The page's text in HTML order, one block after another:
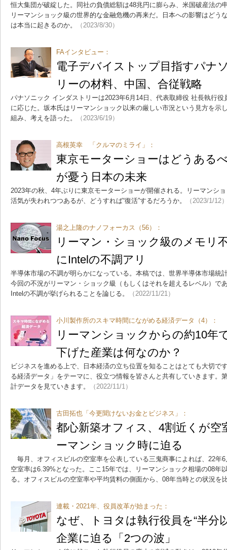
恒大集団が破綻した。同社の負債総額は48兆円に膨らみ、米国破産法の
リーマンショック級の世界的な金融危機の再来だ。日本への影響はどう
は本当に起きるのか。
（2023/8/30）
FAインタビュー：
電子デバイストップ目指すパナ
リーの材料、中国、合従戦略
パナソニック インダストリーは2023年6月14日、代表取締役 社長執行
に応じた。坂本氏はリーマンショック以来の厳しい市況という見方を示
組み、考えを語った。
（2023/6/19）
高根英幸 「クルマのミライ」：
東京モーターショーはどうある
が憂う日本の未来
2023年の秋、4年ぶりに東京モーターショーが開催される。リーマンシ
活気が失われつつあるが、どうすれば“復活”するだろうか。
（2023/1/12
湯之上隆のナノフォーカス（56）：
リーマン・ショック級のメモリ
にIntelの不調アリ
半導体市場の不調が明らかになっている。本稿では、世界半導体市場統
今回の不況がリーマン・ショック級（もしくはそれを超えるレベル）で
Intelの不調が挙げられることを論じる。
（2022/11/21）
小川製作所のスキマ時間にながめる経済データ（4）：
リーマンショックからの約10年
下げた産業は何なのか？
ビジネスを進める上で、日本経済の立ち位置を知ることはとても大切で
る経済データ」をテーマに、役立つ情報を皆さんと共有していきます。
計データを見ていきます。
（2022/11/1）
古田拓也「今更聞けないお金とビジネス」：
都心新築オフィス、4割近くが
ーマンショック時に迫る
毎月、オフィスビルの空室率を公表している三鬼商事によれば、22年
空室率は6.39%となった。ここ15年では、リーマンショック相場の08年
る。オフィスビルの空室率や平均賃料の側面から、08年当時との状況を
連載・2021年、役員改革が始まった：
なぜ、トヨタは執行役員を“半
企業に迫る「2つの波」